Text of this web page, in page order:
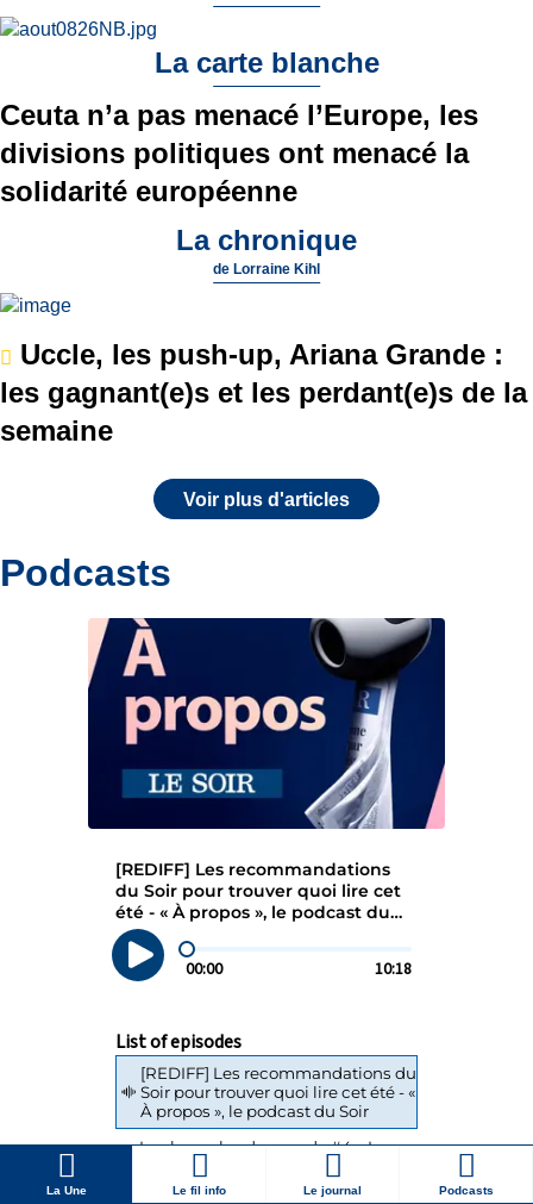
La Une Le fil info Le journal Podcasts
La carte blanche
Ceuta n’a pas menacé l’Europe, les
divisions politiques ont menacé la
solidarité européenne
La chronique
de Lorraine Kihl
Uccle, les push-up, Ariana Grande :
les gagnant(e)s et les perdant(e)s de la
semaine
Voir plus d'articles
Podcasts